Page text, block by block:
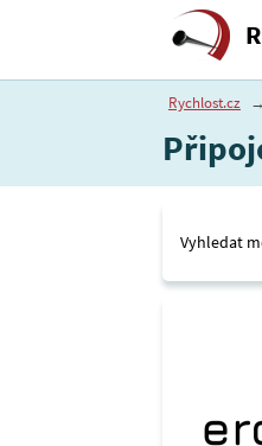
Rychlost.cz →
Vyhledat